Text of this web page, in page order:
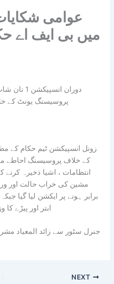
عوامی
میں بی ایف اے
پروسیسنگ یونٹ کے
زونل انسپیکشن ٹیم حکام کے
کے خلاف پروسیسنگ احاطے
انتظامات ، اشیا ذخیرہ
مشین کی خراب حالت اور
برابر ہونے پر ایکشن لیا گیا
ابتر اور پیڑے کا
جنرل سٹور سے زائد المعیاد
NEXT